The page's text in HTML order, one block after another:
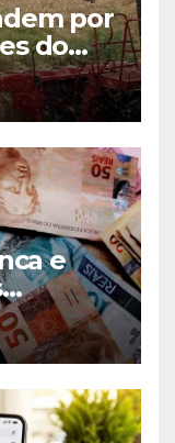
por
do
diz
e